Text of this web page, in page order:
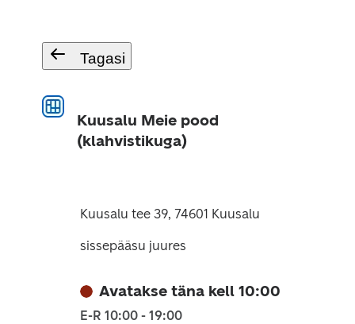
Tagasi
Kuusalu Meie pood
(klahvistikuga)
Kuusalu tee 39, 74601 Kuusalu
sissepääsu juures
Avatakse täna kell 10:00
E-R 10:00 - 19:00